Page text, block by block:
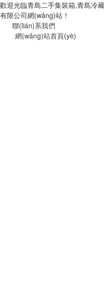
歡迎光臨青島二手集裝箱,青島冷
有限公司網(wǎng)站！
聯(lián)系我們
網(wǎng)站首頁(yè)